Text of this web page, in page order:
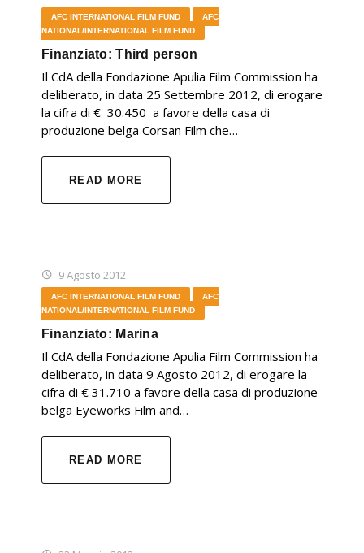
AFC INTERNATIONAL FILM FUND
AFC
NATIONAL/INTERNATIONAL FILM FUND
Finanziato: Third person
Il CdA della Fondazione Apulia Film Commission ha
deliberato, in data 25 Settembre 2012, di erogare
la cifra di € 30.450 a favore della casa di
produzione belga Corsan Film che…
READ MORE
9 Agosto 2012
AFC INTERNATIONAL FILM FUND
AFC
NATIONAL/INTERNATIONAL FILM FUND
Finanziato: Marina
Il CdA della Fondazione Apulia Film Commission ha
deliberato, in data 9 Agosto 2012, di erogare la
cifra di € 31.710 a favore della casa di produzione
belga Eyeworks Film and…
READ MORE